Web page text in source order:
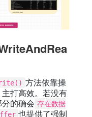
方法依靠操
打高效。若没有
的确会 存在数据
也提供了强制